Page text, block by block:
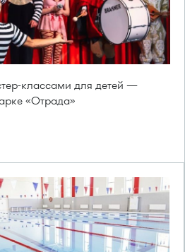
классами для детей —
«Отрада»